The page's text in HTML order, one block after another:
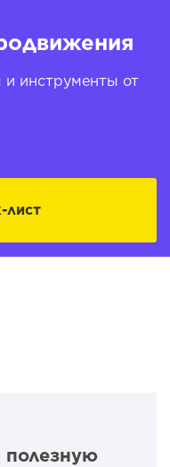
инструменты от
лист
полезную